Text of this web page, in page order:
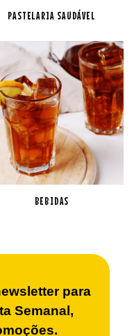
PASTELARIA SAUDÁVEL
BEBIDAS